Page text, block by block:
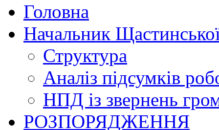
Головна
Начальник
Структура
Аналіз підсумків
НПД із звернень
РОЗПОРЯДЖЕННЯ